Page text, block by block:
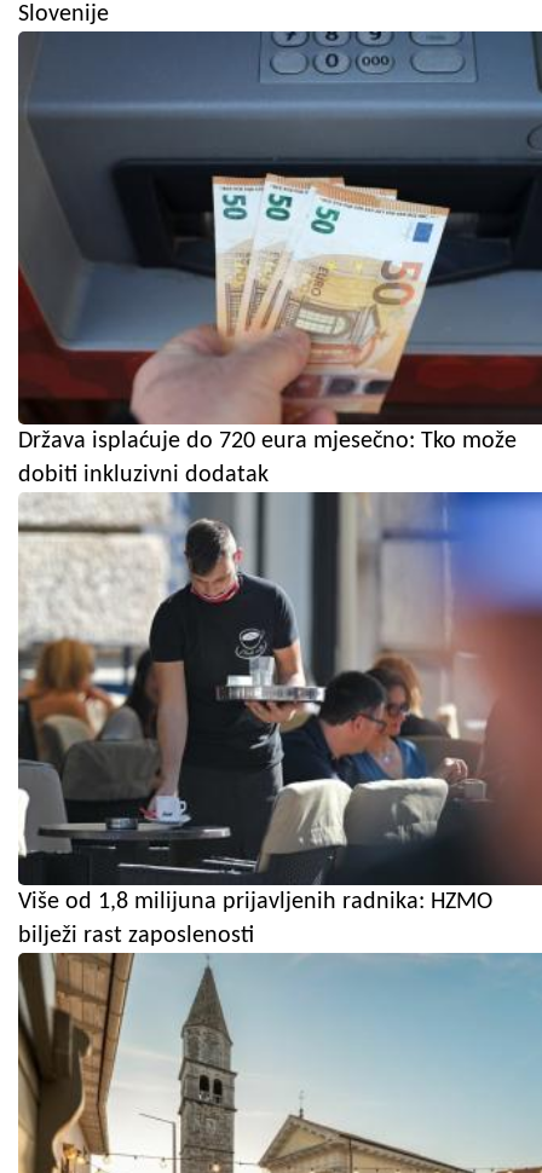
Slovenije
Država isplaćuje do 720 eura mjesečno: Tko može
dobiti inkluzivni dodatak
Više od 1,8 milijuna prijavljenih radnika: HZMO
bilježi rast zaposlenosti